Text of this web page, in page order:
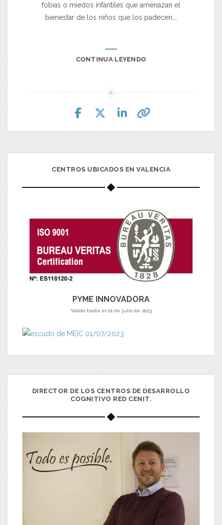
fobias o miedos infantiles que amenazan el
bienestar de los niños que los padecen….
CONTINUA LEYENDO
CENTROS UBICADOS EN VALENCIA
PYME INNOVADORA
Válido hasta el 01 de julio de 2023
DIRECTOR DE LOS CENTROS DE DESARROLLO
COGNITIVO RED CENIT.